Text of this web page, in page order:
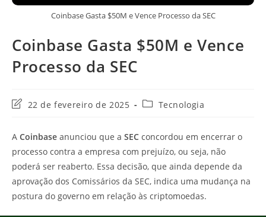
Coinbase Gasta $50M e Vence Processo da SEC
Coinbase Gasta $50M e Vence
Processo da SEC
Última
post:
22 de fevereiro de 2025
Categoria
Tecnologia
A Coinbase anunciou que a SEC concordou em encerrar o
processo contra a empresa com prejuízo, ou seja, não
poderá ser reaberto. Essa decisão, que ainda depende da
aprovação dos Comissários da SEC, indica uma mudança na
postura do governo em relação às criptomoedas.